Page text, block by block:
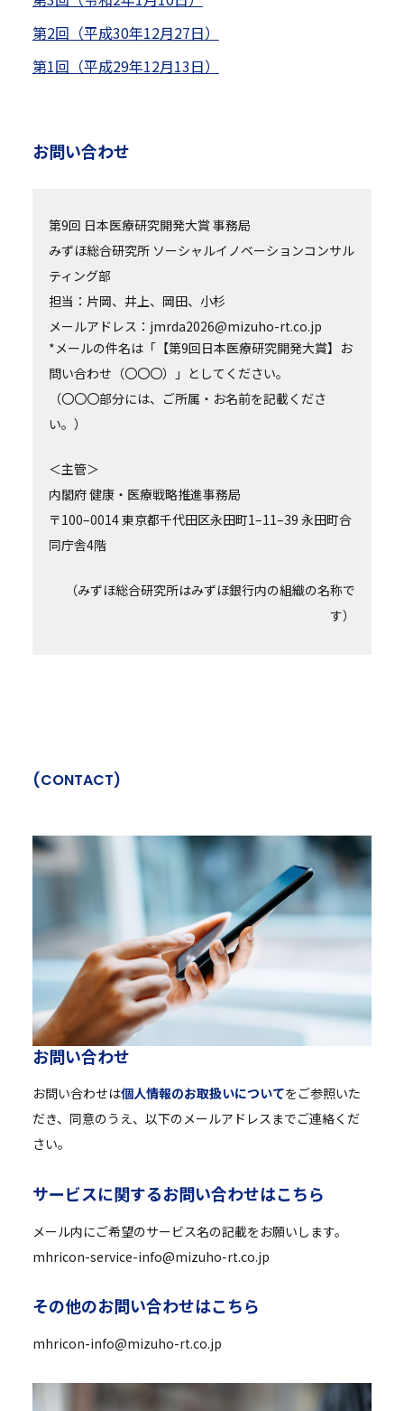
第2回（平成30年12月27日）
第1回（平成29年12月13日）
お問い合わせ
第9回 日本医療研究開発大賞 事務局
みずほ総合研究所 ソーシャルイノベーションコンサル
ティング部
担当：片岡、井上、岡田、小杉
メールアドレス：jmrda2026@mizuho-rt.co.jp
*メールの件名は「【第9回日本医療研究開発大賞】お
問い合わせ（〇〇〇）」としてください。
（〇〇〇部分には、ご所属・お名前を記載くださ
い。）
＜主管＞
内閣府 健康・医療戦略推進事務局
〒100–0014 東京都千代田区永田町1–11–39 永田町合
同庁舎4階
（みずほ総合研究所はみずほ銀行内の組織の名称で
す）
(CONTACT)
お問い合わせ
お問い合わせは個人情報のお取扱いについてをご参照いた
だき、同意のうえ、以下のメールアドレスまでご連絡くだ
さい。
サービスに関するお問い合わせはこちら
メール内にご希望のサービス名の記載をお願いします。
mhricon-service-info@mizuho-rt.co.jp
その他のお問い合わせはこちら
mhricon-info@mizuho-rt.co.jp